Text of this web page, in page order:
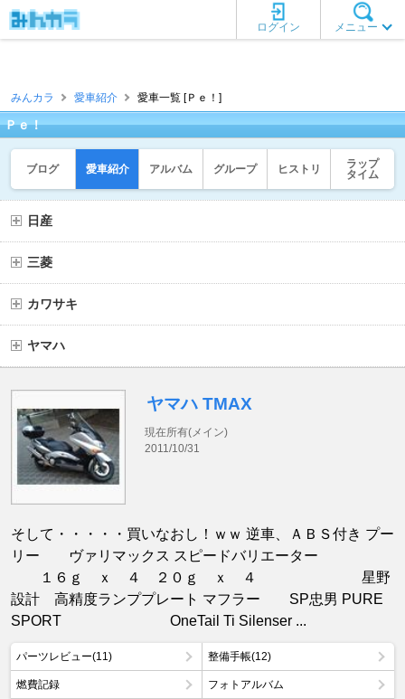
メニュー
ログイン
みんカラ 愛車紹介 愛車一覧 [Ｐｅ！]
Ｐｅ！
ブログ 愛車紹介 アルバム グループ ヒストリ
ラップ
タイム
日産
三菱
カワサキ
ヤマハ
ヤマハ TMAX
現在所有(メイン)
2011/10/31
そして・・・・・買いなおし！ｗｗ 逆車、ＡＢＳ付き プー
リー ヴァリマックス スピードバリエーター
１６ｇ ｘ ４ ２０ｇ ｘ ４ 星野
設計 高精度ランププレート マフラー SP忠男 PURE
SPORT OneTail Ti Silenser ...
パーツレビュー(11) 整備手帳(12)
燃費記録 フォトアルバム